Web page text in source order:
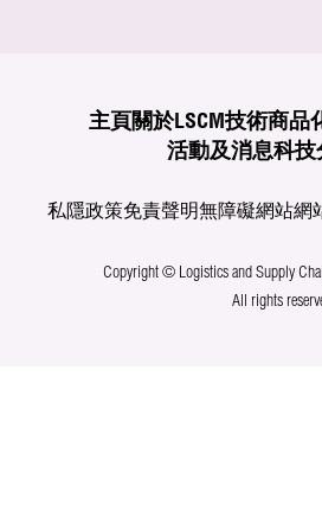
主頁 關於LSCM技術商品
活動及消息科技
私隱政策免責聲明無障礙網站網
Copyright © Logistics and Supply
All rights